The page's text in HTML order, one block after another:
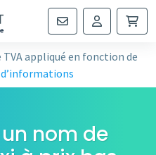
TVA appliqué en fonction de
nom de